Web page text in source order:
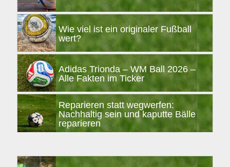
Wie viel ist ein originaler Fußball
wert?
Adidas Trionda – WM Ball 2026 –
Alle Fakten im Ticker
Reparieren statt wegwerfen:
Nachhaltig sein und kaputte Bälle
reparieren